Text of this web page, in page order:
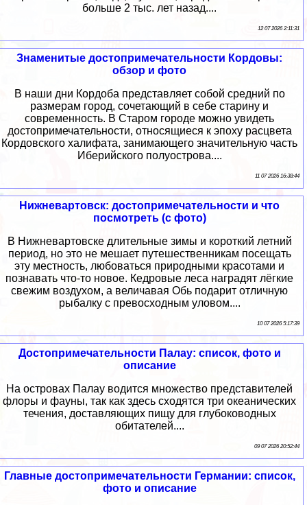
больше 2 тыс. лет назад....
12 07 2026 2:11:31
Знаменитые достопримечательности Кордовы:
обзор и фото
В наши дни Кордоба представляет собой средний по
размерам город, сочетающий в себе старину и
современность. В Старом городе можно увидеть
достопримечательности, относящиеся к эпоху расцвета
Кордовского халифата, занимающего значительную часть
Иберийского полуострова....
11 07 2026 16:38:44
Нижневартовск: достопримечательности и что
посмотреть (с фото)
В Нижневартовске длительные зимы и короткий летний
период, но это не мешает путешественникам посещать
эту местность, любоваться природными красотами и
познавать что-то новое. Кедровые леса наградят лёгкие
свежим воздухом, а величавая Обь подарит отличную
рыбалку с превосходным уловом....
10 07 2026 5:17:39
Достопримечательности Палау: список, фото и
описание
На островах Палау водится множество представителей
флоры и фауны, так как здесь сходятся три океанических
течения, доставляющих пищу для глубоководных
обитателей....
09 07 2026 20:52:44
Главные достопримечательности Германии: список,
фото и описание